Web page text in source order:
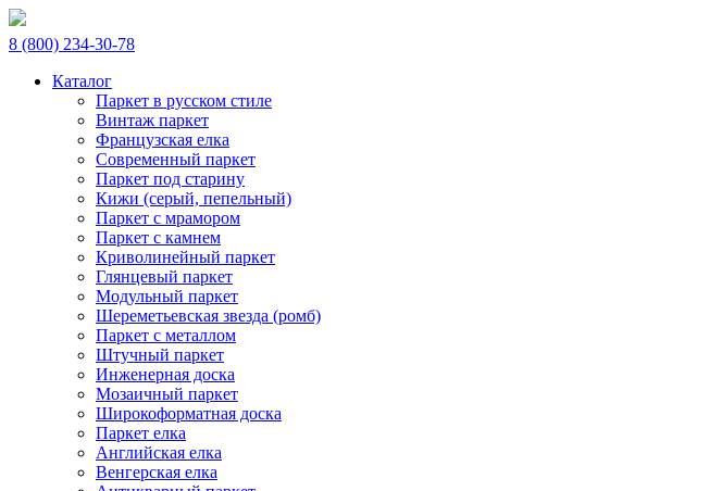
8 (800) 234-30-78
Каталог
Паркет в русском стиле
Винтаж паркет
Французская елка
Современный паркет
Паркет под старину
Кижи (серый, пепельный)
Паркет с мрамором
Паркет с камнем
Криволинейный паркет
Глянцевый паркет
Модульный паркет
Шереметьевская звезда (ромб)
Паркет с металлом
Штучный паркет
Инженерная доска
Мозаичный паркет
Широкоформатная доска
Паркет елка
Английская елка
Венгерская елка